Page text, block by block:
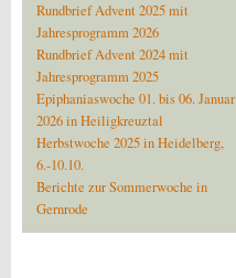
Rundbrief Advent 2025 mit
Jahresprogramm 2026
Rundbrief Advent 2024 mit
Jahresprogramm 2025
Epiphaniaswoche 01. bis 06. Januar
2026 in Heiligkreuztal
Herbstwoche 2025 in Heidelberg,
6.-10.10.
Berichte zur Sommerwoche in
Gernrode